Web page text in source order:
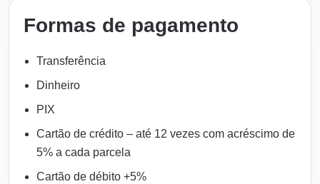
Formas de pagamento
Transferência
Dinheiro
PIX
Cartão de crédito – até 12 vezes com acréscimo de
5% a cada parcela
Cartão de débito +5%